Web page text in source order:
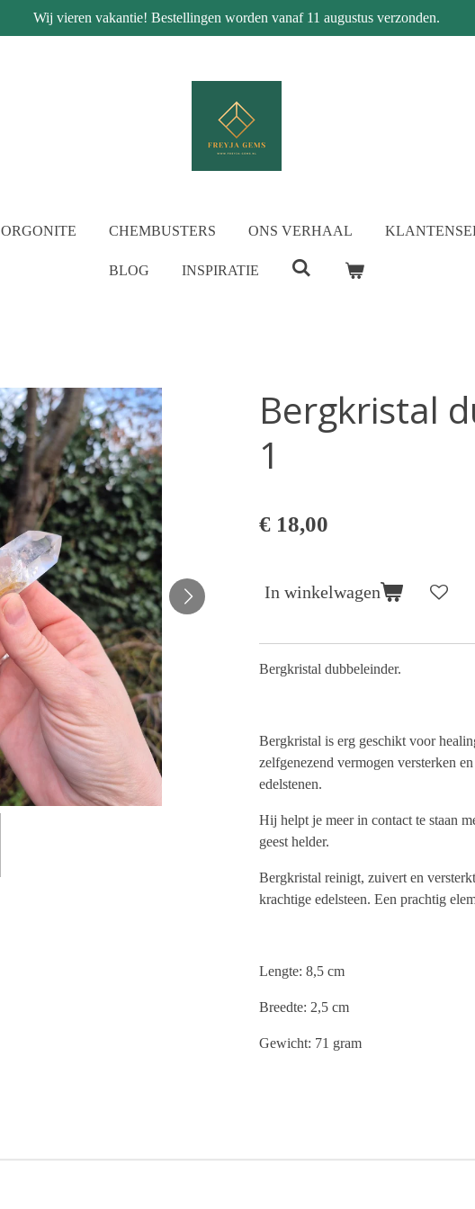
Wij vieren vakantie! Bestellingen worden vanaf 11 augustus verzonden.
ORGONITE CHEMBUSTERS ONS VERHAAL
BLOG INSPIRATIE
Bergkristal
1
€ 18,00
In winkelwagen
Bergkristal dubbeleinder.
Bergkristal is erg geschikt voor
zelfgenezend vermogen versterken
edelstenen.
Hij helpt je meer in contact te staan
geest helder.
Bergkristal reinigt, zuivert en
krachtige edelsteen. Een prachtig
Lengte: 8,5 cm
Breedte: 2,5 cm
Gewicht: 71 gram